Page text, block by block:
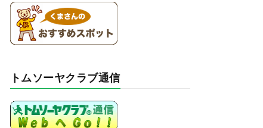
トムソーヤクラブ通信